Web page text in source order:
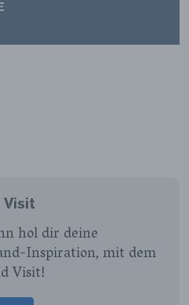
Visit
hol dir deine
Inspiration, mit dem
Visit!